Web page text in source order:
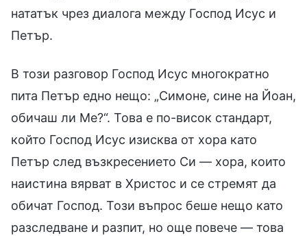
нататък чрез диалога между Господ Исус и
Петър.
В този разговор Господ Исус многократно
пита Петър едно нещо: „Симоне, сине на Йоан,
обичаш ли Ме?“. Това е по-висок стандарт,
който Господ Исус изисква от хора като
Петър след възкресението Си — хора, които
наистина вярват в Христос и се стремят да
обичат Господ. Този въпрос беше нещо като
разследване и разпит, но още повече — това